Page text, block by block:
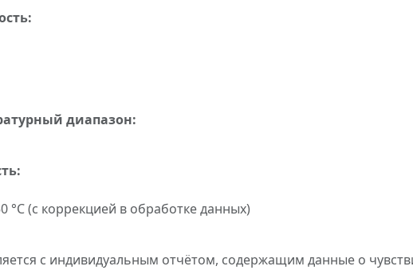
диапазон:
°C (с коррекцией в обработке данных)
с индивидуальным отчётом, содержащим данные о